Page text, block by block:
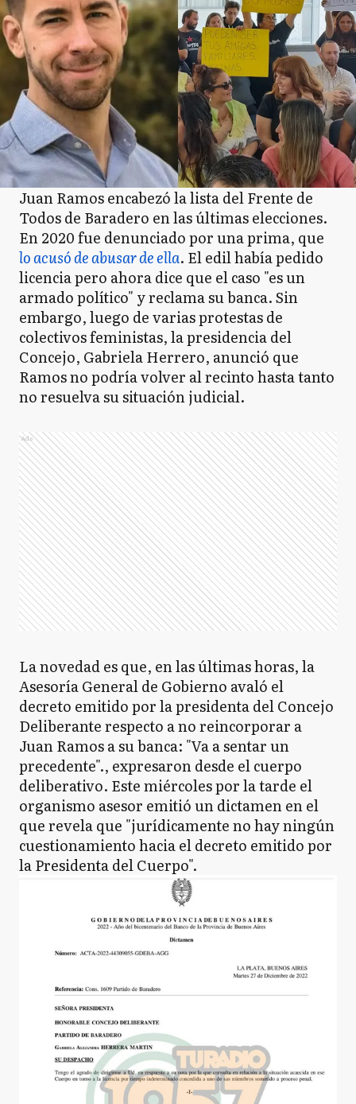
Juan Ramos encabezó la lista del Frente de
Todos de Baradero en las últimas elecciones.
En 2020 fue denunciado por una prima, que
lo acusó de abusar de ella. El edil había pedido
licencia pero ahora dice que el caso "es un
armado político" y reclama su banca. Sin
embargo, luego de varias protestas de
colectivos feministas, la presidencia del
Concejo, Gabriela Herrero, anunció que
Ramos no podría volver al recinto hasta tanto
no resuelva su situación judicial.
Ads
La novedad es que, en las últimas horas, la
Asesoría General de Gobierno avaló el
decreto emitido por la presidenta del Concejo
Deliberante respecto a no reincorporar a
Juan Ramos a su banca: "Va a sentar un
precedente"., expresaron desde el cuerpo
deliberativo. Este miércoles por la tarde el
organismo asesor emitió un dictamen en el
que revela que "jurídicamente no hay ningún
cuestionamiento hacia el decreto emitido por
la Presidenta del Cuerpo".